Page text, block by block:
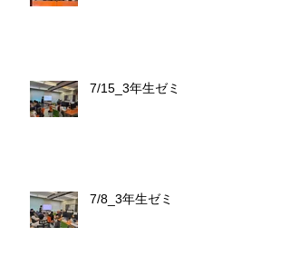
7/15_3年生ゼミ
7/8_3年生ゼミ